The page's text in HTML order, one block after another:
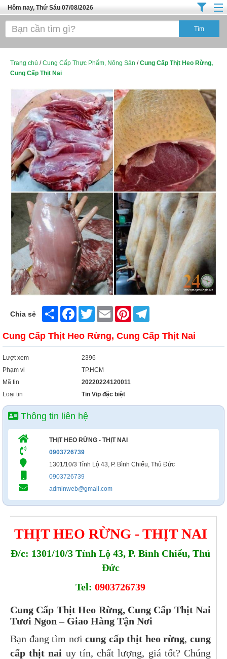
Hôm nay, Thứ Sáu 07/08/2026
Trang chủ
Tuyển Sinh Đào Tạo
Đồ Dùng Nội Ngoại Thất
Điện Tử Điện Máy
Làm Đẹp
Thời Trang
Việc Làm
Dịch Vụ
Hàng Tiêu Dùng
Xây Dựng
Tổng Hợp
Trang chủ /Cung Cấp Thực Phẩm, Nông Sản /Cung Cấp Thịt Heo Rừng,
Cung Cấp Thịt Nai
Chia sẻ Share FacebookTwitter Email Pinterest
Cung Cấp Thịt Heo Rừng, Cung Cấp Thịt Nai
Lượt xem
2396
Phạm vi
TP.HCM
Mã tin
20220224120011
Loại tin
Tin Vip đặc biệt
Thông tin liên hệ
THỊT HEO RỪNG - THỊT NAI
0903726739
1301/10/3 Tỉnh Lộ 43, P. Bình Chiểu, Thủ Đức
0903726739
adminweb@gmail.com
THỊT HEO RỪNG - THỊT NAI
Đ/c: 1301/10/3 Tỉnh Lộ 43, P. Bình Chiểu, Thủ
Đức
Tel: 0903726739
Cung Cấp Thịt Heo Rừng, Cung Cấp Thịt Nai
Tươi Ngon – Giao Hàng Tận Nơi
Bạn đang tìm nơicung cấp thịt heo rừng,cung
cấp thịt nai uy tín, chất lượng, giá tốt? Chúng